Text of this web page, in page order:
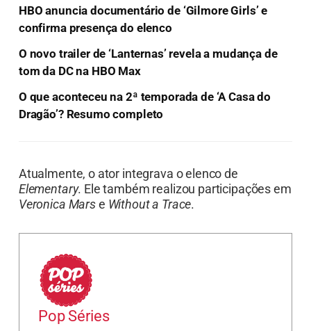
HBO anuncia documentário de ‘Gilmore Girls’ e
confirma presença do elenco
O novo trailer de ‘Lanternas’ revela a mudança de
tom da DC na HBO Max
O que aconteceu na 2ª temporada de ‘A Casa do
Dragão’? Resumo completo
Atualmente, o ator integrava o elenco de
Elementary. Ele também realizou participações em
Veronica Marse Without a Trace.
Pop Séries